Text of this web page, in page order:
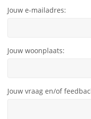
Jouw e-mailadres:
Jouw woonplaats:
Jouw vraag en/of